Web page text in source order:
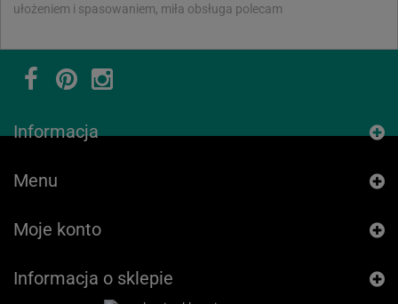
ułożeniem i spasowaniem, miła obsługa polecam
Informacja
Menu
Moje konto
Informacja o sklepie